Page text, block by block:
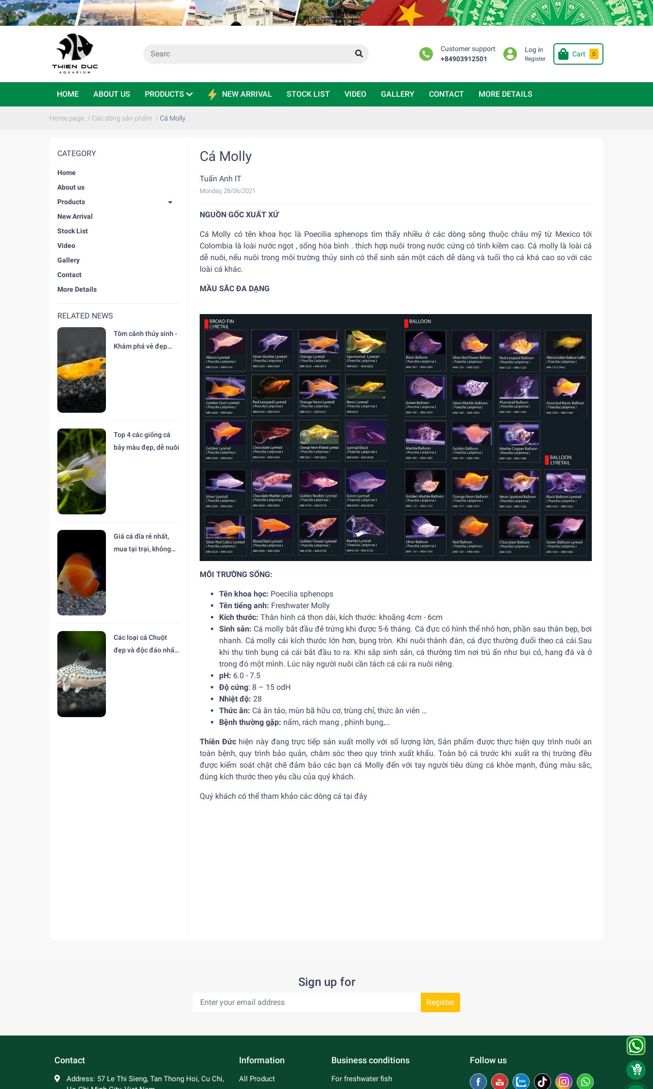
Customer support
+84903912501
Log in
Register
Cart 0
HOME ABOUT US PRODUCTS NEW ARRIVAL STOCK LIST VIDEO GALLERY CONTACT MORE DETAILS
Home page / Các dòng sản phẩm / Cá Molly
CATEGORY
Home
About us
Products
New Arrival
Stock List
Video
Gallery
Contact
More Details
RELATED NEWS
Tôm cảnh thủy sinh -
Khám phá vẻ đẹp
Top 4 các giống cá
bảy màu đẹp, dễ nuôi
Giá cá dĩa rẻ nhất,
mua tại trại, không
Các loại cá Chuột
đẹp và độc đáo nhất
Cá Molly
Tuấn Anh IT
Monday, 28/06/2021
NGUỒN GỐC XUẤT XỨ
Cá Molly có tên khoa học là Poecilia sphenops tìm thấy nhiều ở các dòng sông thuộc châu mỹ từ Mexico tới
Colombia là loài nước ngọt , sống hòa bình . thích hợp nuôi trong nước cứng có tính kiềm cao. Cá molly là loài cá
dễ nuôi, nếu nuôi trong môi trường thủy sinh có thể sinh sản một cách dễ dàng và tuổi thọ cá khá cao so với các
loài cá khác.
MẦU SẮC ĐA DẠNG
MÔI TRƯỜNG SỐNG:
Tên khoa học: Poecilia sphenops
Tên tiếng anh: Freshwater Molly
Kích thước: Thân hình cá thon dài, kích thước: khoãng 4cm - 6cm
Sinh sản: Cá molly bắt đầu đẻ trứng khi được 5-6 tháng. Cá đực có hình thể nhỏ hơn, phần sau thân bẹp, bơi
nhanh. Cá molly cái kích thước lớn hơn, bụng tròn. Khi nuôi thành đàn, cá đực thường đuổi theo cá cái.Sau
khi thụ tinh bụng cá cái bắt đầu to ra. Khi sắp sinh sản, cá thường tìm nơi trú ẩn như bụi cỏ, hang đá và ở
trong đó một mình. Lúc này người nuôi cần tách cá cái ra nuôi riêng.
pH: 6.0 - 7.5
Độ cứng: 8 – 15 odH
Nhiệt độ: 28
Thức ăn: Cá ăn tảo, mùn bã hữu cơ, trùng chỉ, thức ăn viên …
Bệnh thường gặp: nấm, rách mang , phình bụng,…
Thiên Đức hiện này đang trực tiếp sản xuất molly với số lượng lớn, Sản phẩm được thực hiện quy trình nuôi an
toàn bệnh, quy trình bảo quản, chăm sóc theo quy trình xuất khẩu. Toàn bộ cá trước khi xuất ra thị trường đều
được kiểm soát chặt chẽ đảm bảo các bạncá Mollyđến với tay người tiêu dùng cá khỏe mạnh, đúng màu sắc,
đúng kích thước theo yêu cầu của quý khách.
Quý khách có thể tham khảo các dòng cá tại đây
Sign up for
Register
Contact
Address: 57 Le Thi Sieng, Tan Thong Hoi, Cu Chi,
Information
All Product
Business conditions
For freshwater fish
Follow us